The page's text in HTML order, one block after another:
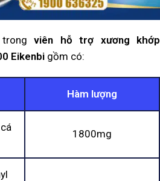
trongviên hỗ trợ xương khớp
Eikenbi gồm có:
Hàm lượng
1800mg